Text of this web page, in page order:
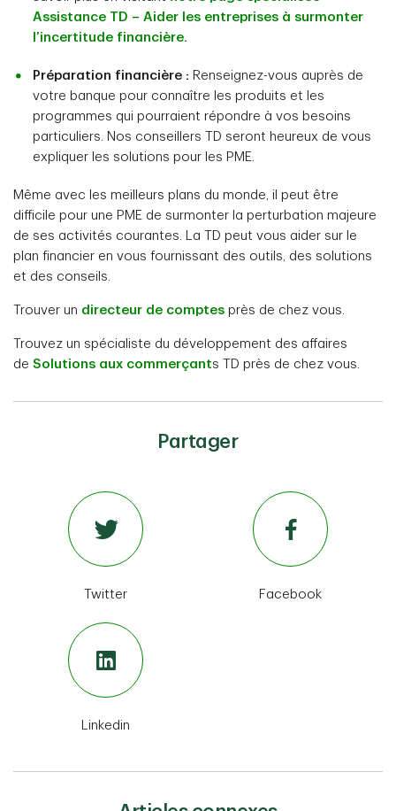
Assistance TD – Aider les entreprises à surmonter
l’incertitude financière.
Préparation financière : Renseignez-vous auprès de
votre banque pour connaître les produits et les
programmes qui pourraient répondre à vos besoins
particuliers. Nos conseillers TD seront heureux de vous
expliquer les solutions pour les PME.
Même avec les meilleurs plans du monde, il peut être
difficile pour une PME de surmonter la perturbation majeure
de ses activités courantes. La TD peut vous aider sur le
plan financier en vous fournissant des outils, des solutions
et des conseils.
Trouver un directeur de comptes près de chez vous.
Trouvez un spécialiste du développement des affaires
de Solutions aux commerçants TD près de chez vous.
Partager
Twitter Facebook
Linkedin